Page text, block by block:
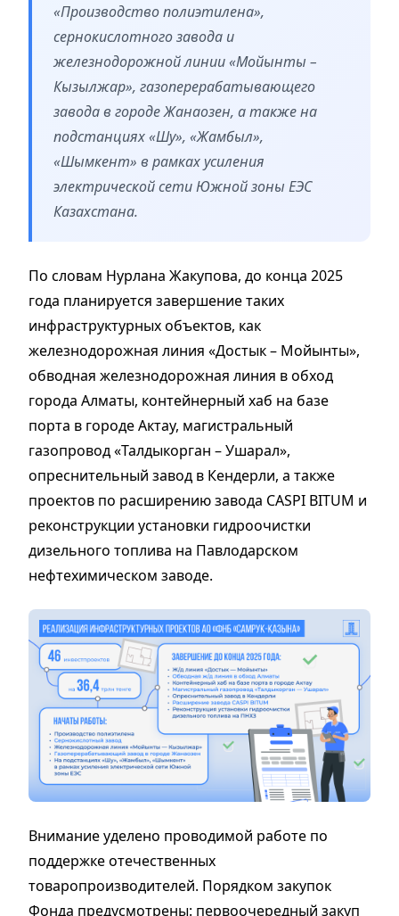
«Производство полиэтилена»,
сернокислотного завода и
железнодорожной линии «Мойынты –
Кызылжар», газоперерабатывающего
завода в городе Жанаозен, а также на
подстанциях «Шу», «Жамбыл»,
«Шымкент» в рамках усиления
электрической сети Южной зоны ЕЭС
Казахстана.
По словам Нурлана Жакупова, до конца 2025
года планируется завершение таких
инфраструктурных объектов, как
железнодорожная линия «Достык – Мойынты»,
обводная железнодорожная линия в обход
города Алматы, контейнерный хаб на базе
порта в городе Актау, магистральный
газопровод «Талдыкорган – Ушарал»,
опреснительный завод в Кендерли, а также
проектов по расширению завода CASPI BITUM и
реконструкции установки гидроочистки
дизельного топлива на Павлодарском
нефтехимическом заводе.
Внимание уделено проводимой работе по
поддержке отечественных
товаропроизводителей. Порядком закупок
Фонда предусмотрены: первоочередный закуп